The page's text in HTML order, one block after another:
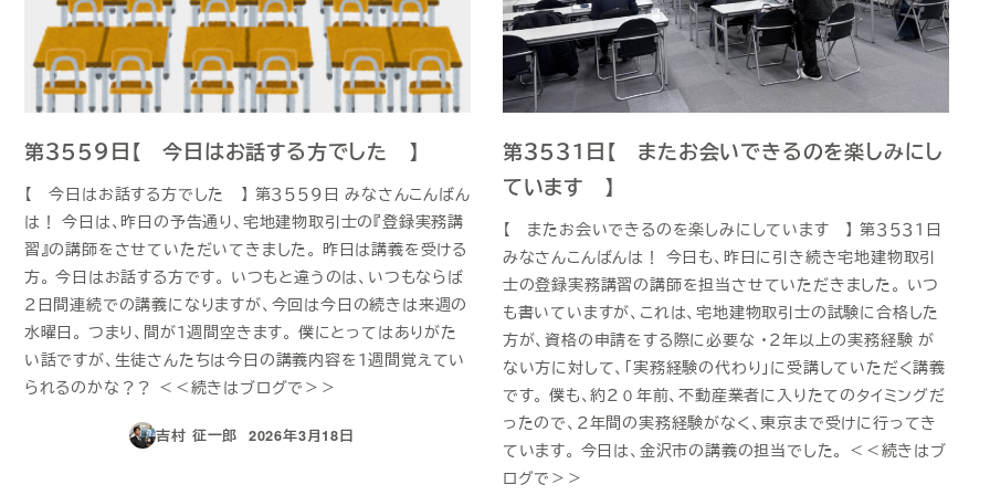
第３５５９日【 今日はお話する方でした 】
【 今日はお話する方でした 】 第３５５９日 みなさんこんばん
は！ 今日は、昨日の予告通り、宅地建物取引士の『登録実務講
習』の講師をさせていただいてきました。 昨日は講義を受ける
方。 今日はお話する方です。 いつもと違うのは、いつもならば
２日間連続での講義になりますが、今回は今日の続きは来週の
水曜日。 つまり、間が１週間空きます。 僕にとってはありがた
い話ですが、生徒さんたちは今日の講義内容を１週間覚えてい
られるのかな？？ ＜＜続きはブログで＞＞
吉村 征一郎
投稿日
2026年3月18日
第３５３１日【 またお会いできるのを楽しみにし
ています 】
【 またお会いできるのを楽しみにしています 】 第３５３１日
みなさんこんばんは！ 今日も、昨日に引き続き宅地建物取引
士の登録実務講習の講師を担当させていただきました。 いつ
も書いていますが、これは、宅地建物取引士の試験に合格した
方が、資格の申請をする際に必要な ・２年以上の実務経験 が
ない方に対して、「実務経験の代わり」に受講していただく講義
です。 僕も、約２０年前、不動産業者に入りたてのタイミングだ
ったので、２年間の実務経験がなく、東京まで受けに行ってき
ています。 今日は、金沢市の講義の担当でした。 ＜＜続きはブ
ログで＞＞